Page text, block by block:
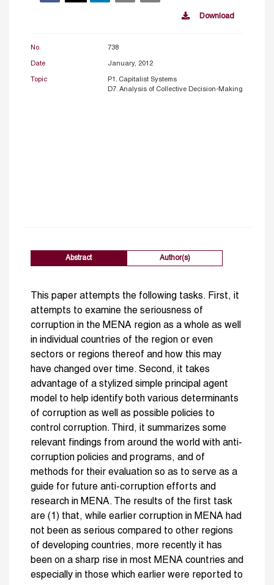
Download
No. 738
Date January, 2012
Topic
P1. Capitalist Systems
D7. Analysis of Collective Decision-Making
Abstract Author(s)
This paper attempts the following tasks. First, it
attempts to examine the seriousness of
corruption in the MENA region as a whole as well
in individual countries of the region or even
sectors or regions thereof and how this may
have changed over time. Second, it takes
advantage of a stylized simple principal agent
model to help identify both various determinants
of corruption as well as possible policies to
control corruption. Third, it summarizes some
relevant findings from around the world with anti-
corruption policies and programs, and of
methods for their evaluation so as to serve as a
guide for future anti-corruption efforts and
research in MENA. The results of the first task
are (1) that, while earlier corruption in MENA had
not been as serious compared to other regions
of developing countries, more recently it has
been on a sharp rise in most MENA countries and
especially in those which earlier were reported to